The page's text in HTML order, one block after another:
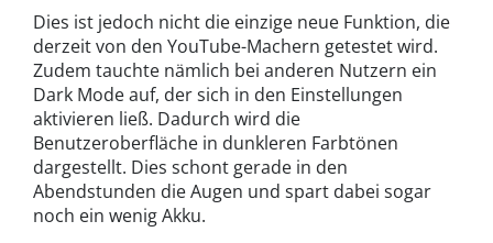
Dies ist jedoch nicht die einzige neue Funktion, die
derzeit von den YouTube-Machern getestet wird.
Zudem tauchte nämlich bei anderen Nutzern ein
Dark Mode auf, der sich in den Einstellungen
aktivieren ließ. Dadurch wird die
Benutzeroberfläche in dunkleren Farbtönen
dargestellt. Dies schont gerade in den
Abendstunden die Augen und spart dabei sogar
noch ein wenig Akku.